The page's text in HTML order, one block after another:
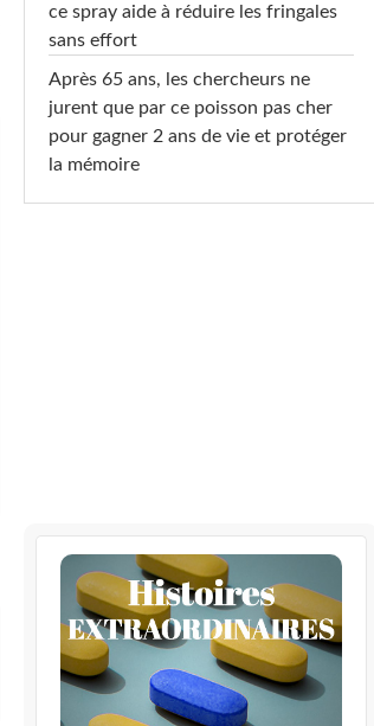
ce spray aide à réduire les fringales
sans effort
Après 65 ans, les chercheurs ne
jurent que par ce poisson pas cher
pour gagner 2 ans de vie et protéger
la mémoire